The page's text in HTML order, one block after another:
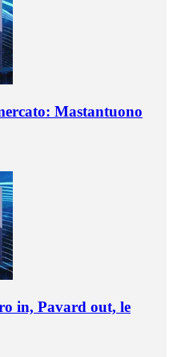
Mastantuono
in, Pavard out, le